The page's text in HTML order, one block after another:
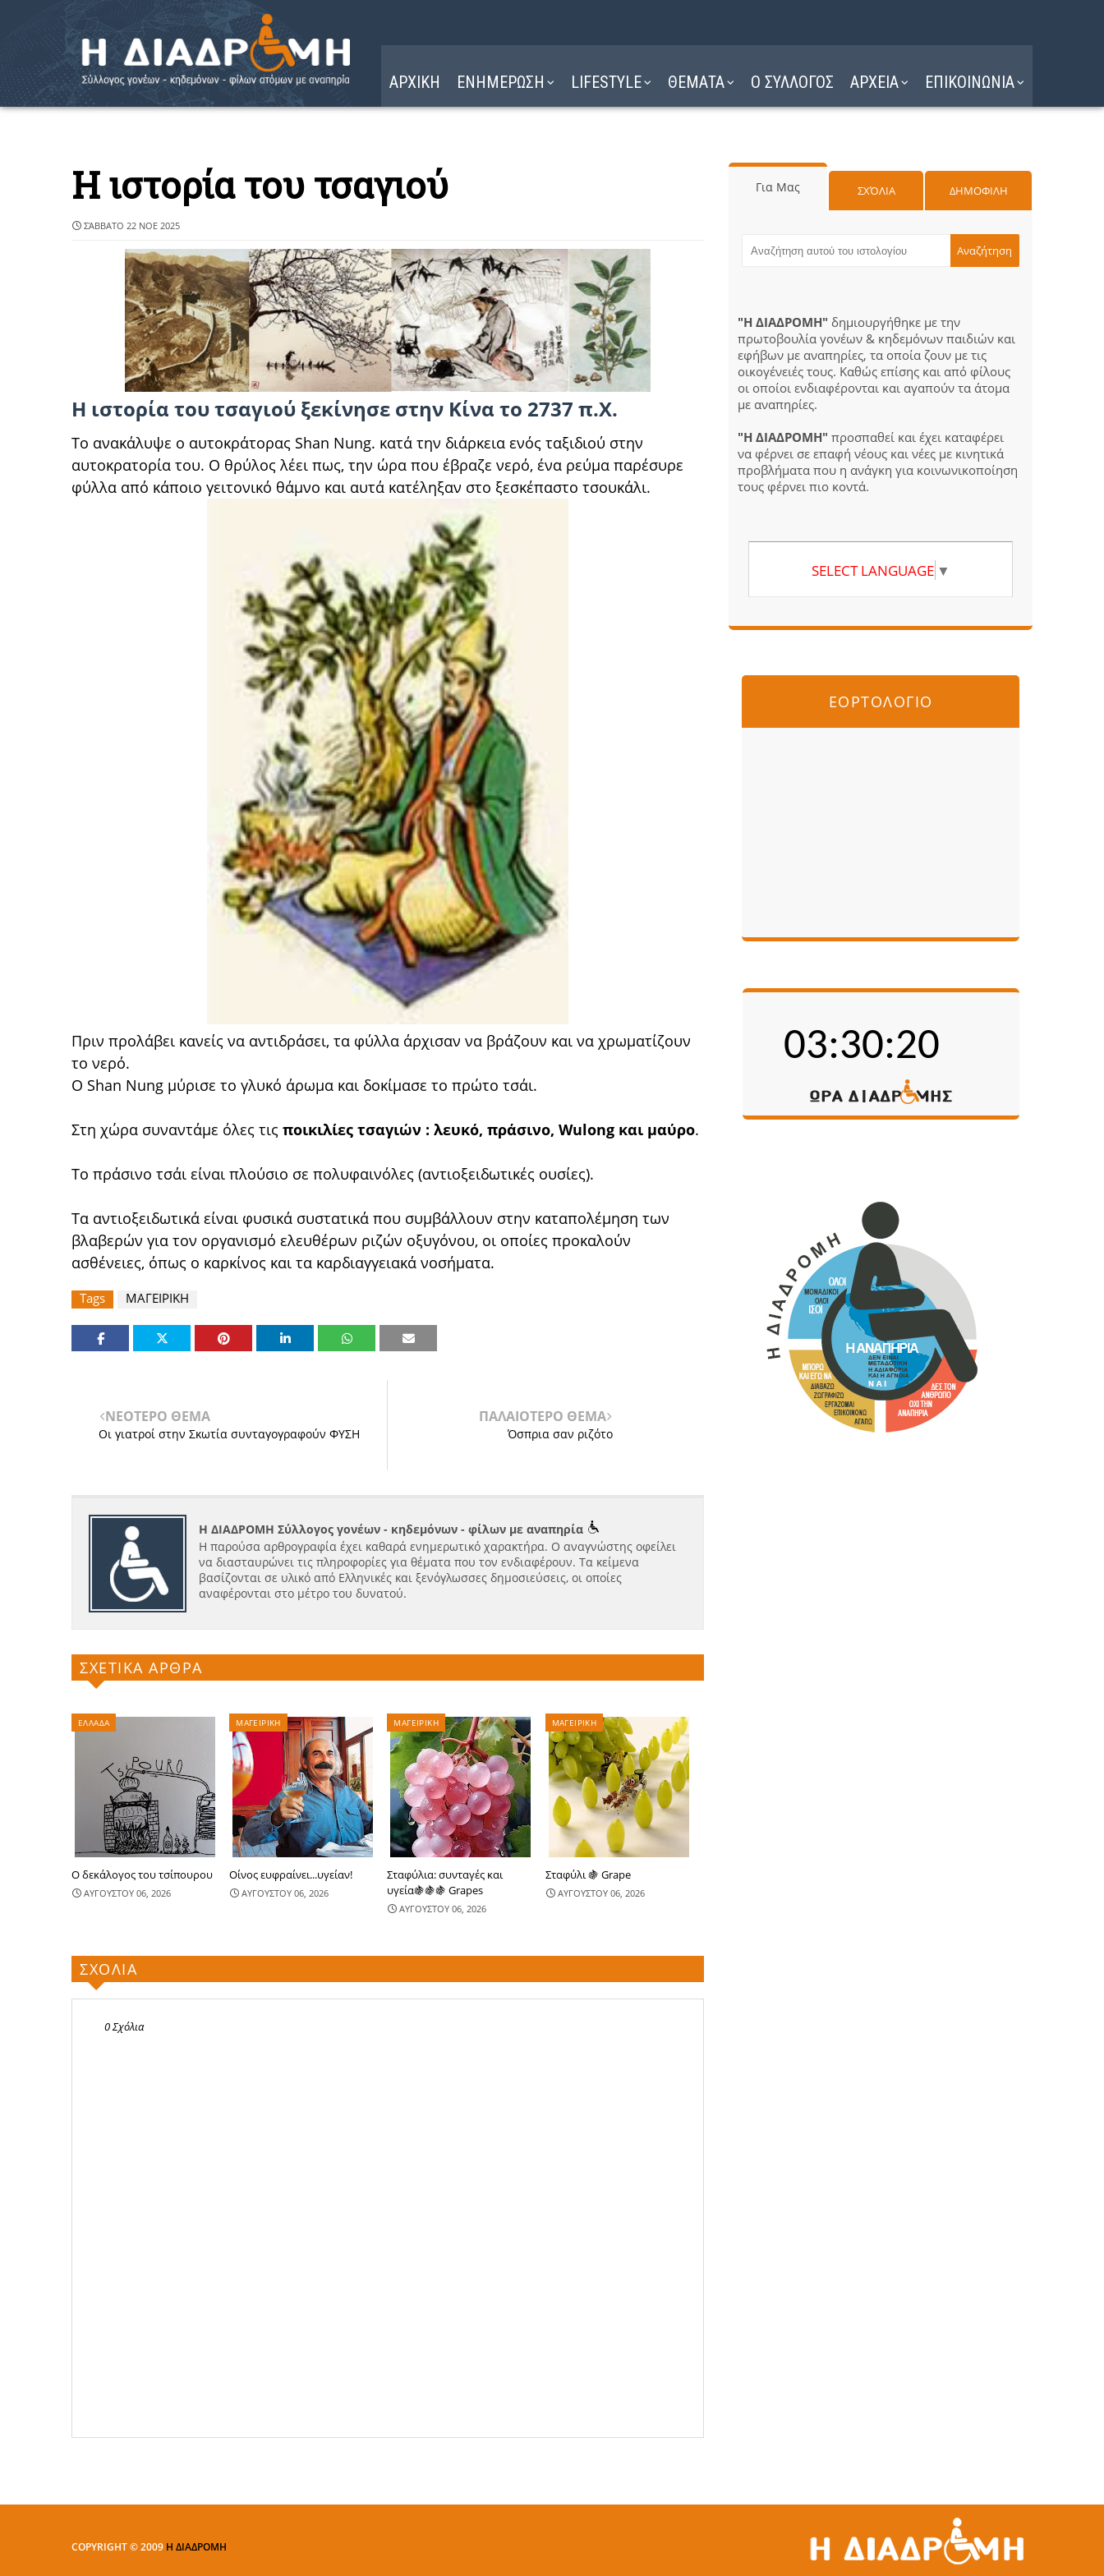
ΑΡΧΙΚΗ ΕΝΗΜΕΡΩΣΗ LIFESTYLE ΘΕΜΑΤΑ Ο ΣΥΛΛΟΓΟΣ ΑΡΧΕΙΑ ΕΠΙΚΟΙΝΩΝΙΑ
Η ιστορία του τσαγιού
ΣΆΒΒΑΤΟ 22 ΝΟΕ 2025
Η ιστορία του τσαγιού ξεκίνησε στην Κίνα το 2737 π.Χ.
Το ανακάλυψε ο αυτοκράτορας Shan Nung. κατά την διάρκεια ενός ταξιδιού στην
αυτοκρατορία του. Ο θρύλος λέει πως, την ώρα που έβραζε νερό, ένα ρεύμα παρέσυρε
φύλλα από κάποιο γειτονικό θάμνο και αυτά κατέληξαν στο ξεσκέπαστο τσουκάλι.
Πριν προλάβει κανείς να αντιδράσει, τα φύλλα άρχισαν να βράζουν και να χρωματίζουν
το νερό.
Ο Shan Nung μύρισε το γλυκό άρωμα και δοκίμασε το πρώτο τσάι.
Στη χώρα συναντάμε όλες τις ποικιλίες τσαγιών : λευκό, πράσινο, Wulong και μαύρο.
Το πράσινο τσάι είναι πλούσιο σε πολυφαινόλες (αντιοξειδωτικές ουσίες).
Tα αντιοξειδωτικά είναι φυσικά συστατικά που συμβάλλουν στην καταπολέμηση των
βλαβερών για τον οργανισμό ελευθέρων ριζών οξυγόνου, οι οποίες προκαλούν
ασθένειες, όπως ο καρκίνος και τα καρδιαγγειακά νοσήματα.
Tags ΜΑΓΕΙΡΙΚΗ
ΝΕΟΤΕΡΟ ΘΕΜΑ
Οι γιατροί στην Σκωτία συνταγογραφούν ΦΥΣΗ
ΠΑΛΑΙΟΤΕΡΟ ΘΕΜΑ
Όσπρια σαν ριζότο
Η ΔΙΑΔΡΟΜΗ Σύλλογος γονέων - κηδεμόνων - φίλων με αναπηρία
Η παρούσα αρθρογραφία έχει καθαρά ενημερωτικό χαρακτήρα. Ο αναγνώστης οφείλει
να διασταυρώνει τις πληροφορίες για θέματα που τον ενδιαφέρουν. Τα κείμενα
βασίζονται σε υλικό από Ελληνικές και ξενόγλωσσες δημοσιεύσεις, οι οποίες
αναφέρονται στο μέτρο του δυνατού.
ΣΧΕΤΙΚΑ ΑΡΘΡΑ
ΕΛΛΑΔΑ
Ο δεκάλογος του τσίπουρου
ΑΥΓΟΥΣΤΟΥ 06, 2026
ΜΑΓΕΙΡΙΚΗ
Οίνος ευφραίνει...υγείαν!
ΑΥΓΟΥΣΤΟΥ 06, 2026
ΜΑΓΕΙΡΙΚΗ
Σταφύλια: συνταγές και
υγεία🍇🍇🍇 Grapes
ΑΥΓΟΥΣΤΟΥ 06, 2026
ΜΑΓΕΙΡΙΚΗ
Σταφύλι 🍇 Grape
ΑΥΓΟΥΣΤΟΥ 06, 2026
ΣΧΟΛΙΑ
0 Σχόλια
Για Μας ΣΧΌΛΙΑ ΔΗΜΟΦΙΛΗ
"Η ΔΙΑΔΡΟΜΗ" δημιουργήθηκε με την
πρωτοβουλία γονέων & κηδεμόνων παιδιών και
εφήβων με αναπηρίες, τα οποία ζουν με τις
οικογένειές τους. Καθώς επίσης και από φίλους
οι οποίοι ενδιαφέρονται και αγαπούν τα άτομα
με αναπηρίες.
"Η ΔΙΑΔΡΟΜΗ" προσπαθεί και έχει καταφέρει
να φέρνει σε επαφή νέους και νέες με κινητικά
προβλήματα που η ανάγκη για κοινωνικοποίηση
τους φέρνει πιο κοντά.
SELECT LANGUAGE ▼
ΕΟΡΤΟΛΟΓΙΟ
COPYRIGHT © 2009 Η ΔΙΑΔΡΟΜΗ